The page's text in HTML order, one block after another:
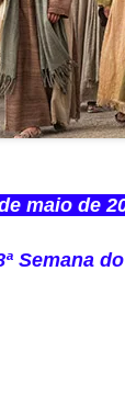
maio de
Semana